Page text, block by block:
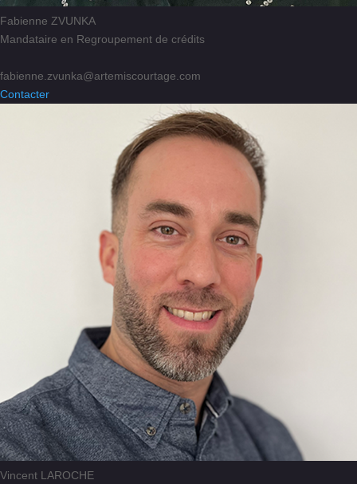
Fabienne ZVUNKA
Mandataire en Regroupement de crédits
fabienne.zvunka@artemiscourtage.com
Contacter
Vincent LAROCHE